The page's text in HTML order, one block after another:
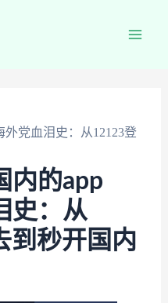
党血泪史：从12123登
内的app
史：从
到秒开国内